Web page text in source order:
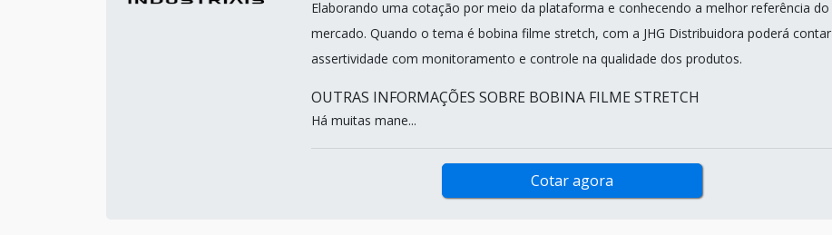
Elaborando uma cotação por meio da plataforma e conhecendo a melhor referência do
mercado. Quando o tema é bobina filme stretch, com a JHG Distribuidora poderá contar
assertividade com monitoramento e controle na qualidade dos produtos.
OUTRAS INFORMAÇÕES SOBRE BOBINA FILME STRETCH
Há muitas mane...
Cotar agora